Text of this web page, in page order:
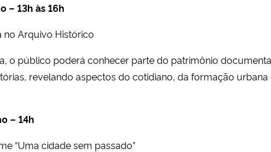
– 13h às 16h
no Arquivo Histórico
o público poderá conhecer parte do patrimônio
revelando aspectos do cotidiano, da formação
– 14h
“Uma cidade sem passado”